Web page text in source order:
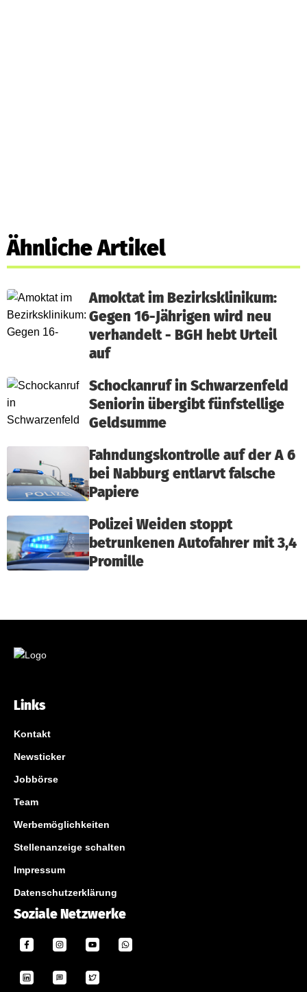
Ähnliche Artikel
Amoktat im Bezirksklinikum:
Gegen 16-Jährigen wird neu
verhandelt - BGH hebt Urteil
auf
Schockanruf in Schwarzenfeld
Seniorin übergibt fünfstellige
Geldsumme
Fahndungskontrolle auf der A 6
bei Nabburg entlarvt falsche
Papiere
Polizei Weiden stoppt
betrunkenen Autofahrer mit 3,4
Promille
Links
Kontakt
Newsticker
Jobbörse
Team
Werbemöglichkeiten
Stellenanzeige schalten
Impressum
Datenschutzerklärung
Soziale Netzwerke